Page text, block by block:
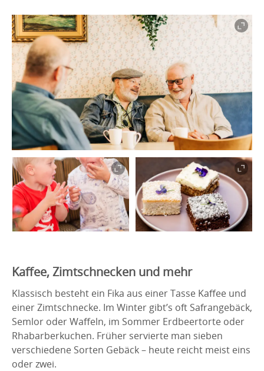
Kaffee, Zimtschnecken und mehr
Klassisch besteht ein Fika aus einer Tasse Kaffee und
einer Zimtschnecke. Im Winter gibt’s oft Safrangebäck,
Semlor oder Waffeln, im Sommer Erdbeertorte oder
Rhabarberkuchen. Früher servierte man sieben
verschiedene Sorten Gebäck – heute reicht meist eins
oder zwei.